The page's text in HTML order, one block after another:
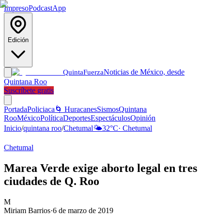
ImpresoPodcastApp
Edición
QuintaFuerzaNoticias de México, desde
Quintana Roo
Suscríbete gratis
PortadaPoliciaca 🌀 HuracanesSismosQuintana
RooMéxicoPolíticaDeportesEspectáculosOpinión
Inicio/quintana roo/Chetumal🌤️32°C· Chetumal
Chetumal
Marea Verde exige aborto legal en tres
ciudades de Q. Roo
M
Miriam Barrios·6 de marzo de 2019